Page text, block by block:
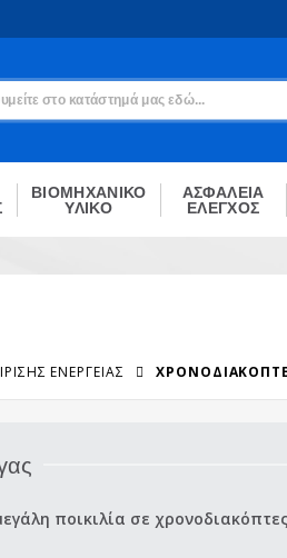
Εγγραφή
Δεν είσαι μέλος;
ΕΓΓΡΑΦΉ
ΒΙΟΜΗΧΑΝΙΚΟ
ΥΛΙΚΟ
ΑΣΦΑΛΕΙΑ
ΕΛΕΓΧΟΣ
ΕΝΈΡΓΕΙΑΣ
ποικιλία σε